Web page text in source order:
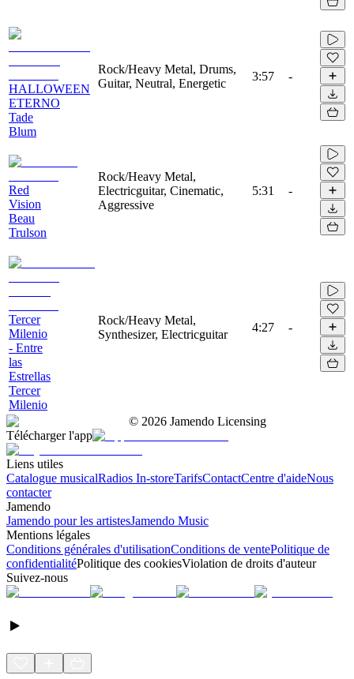
HALLOWEEN
ETERNO
Tade
Blum
Rock/Heavy Metal, Drums,
Guitar, Neutral, Energetic
3:57 -
Red
Vision
Beau
Trulson
Rock/Heavy Metal,
Electricguitar, Cinematic,
Aggressive
5:31 -
Tercer
Milenio
- Entre
las
Estrellas
Tercer
Milenio
Rock/Heavy Metal,
Synthesizer, Electricguitar
4:27 -
© 2026 Jamendo Licensing
Télécharger l'app
Liens utiles
Catalogue musicalRadios In-storeTarifsContactCentre d'aideNous
contacter
Jamendo
Jamendo pour les artistesJamendo Music
Mentions légales
Conditions générales d'utilisationConditions de ventePolitique de
confidentialitéPolitique des cookiesViolation de droits d'auteur
Suivez-nous